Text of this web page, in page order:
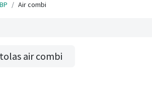
Air combi
air combi